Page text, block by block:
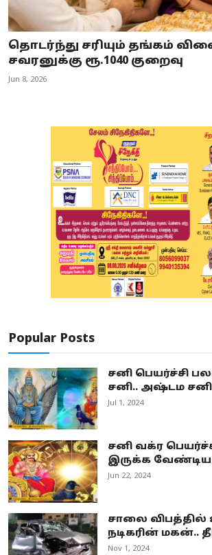
தொடர்ந்து சரியும் தங்கம்
சவரனுக்கு ரூ.1040 குறைவு
Jun 8, 2026
Popular Posts
சனி பெயர்ச்சி
சனி.. அஷ்டம
Jul 1, 2024
சனி வக்ர
இருக்க வேண்டிய
Jun 22, 2024
சாலை விபத்தில்
நடிகரின் மகன்..
Nov 1, 2024